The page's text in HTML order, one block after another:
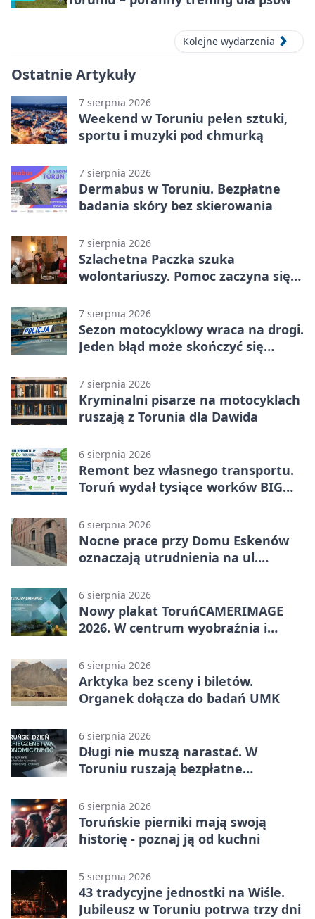
Kolejne wydarzenia
Ostatnie Artykuły
7 sierpnia 2026
Weekend w Toruniu pełen sztuki,
sportu i muzyki pod chmurką
7 sierpnia 2026
Dermabus w Toruniu. Bezpłatne
badania skóry bez skierowania
7 sierpnia 2026
Szlachetna Paczka szuka
wolontariuszy. Pomoc zaczyna się
7 sierpnia 2026
Sezon motocyklowy wraca na drogi.
Jeden błąd może skończyć się
7 sierpnia 2026
Kryminalni pisarze na motocyklach
ruszają z Torunia dla Dawida
6 sierpnia 2026
Remont bez własnego transportu.
Toruń wydał tysiące worków BIG
6 sierpnia 2026
Nocne prace przy Domu Eskenów
oznaczają utrudnienia na ul.
6 sierpnia 2026
Nowy plakat ToruńCAMERIMAGE
2026. W centrum wyobraźnia i
6 sierpnia 2026
Arktyka bez sceny i biletów.
Organek dołącza do badań UMK
6 sierpnia 2026
Długi nie muszą narastać. W
Toruniu ruszają bezpłatne
6 sierpnia 2026
Toruńskie pierniki mają swoją
historię - poznaj ją od kuchni
5 sierpnia 2026
43 tradycyjne jednostki na Wiśle.
Jubileusz w Toruniu potrwa trzy dni